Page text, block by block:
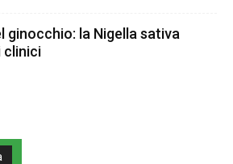
ginocchio: la Nigella sativa
clinici